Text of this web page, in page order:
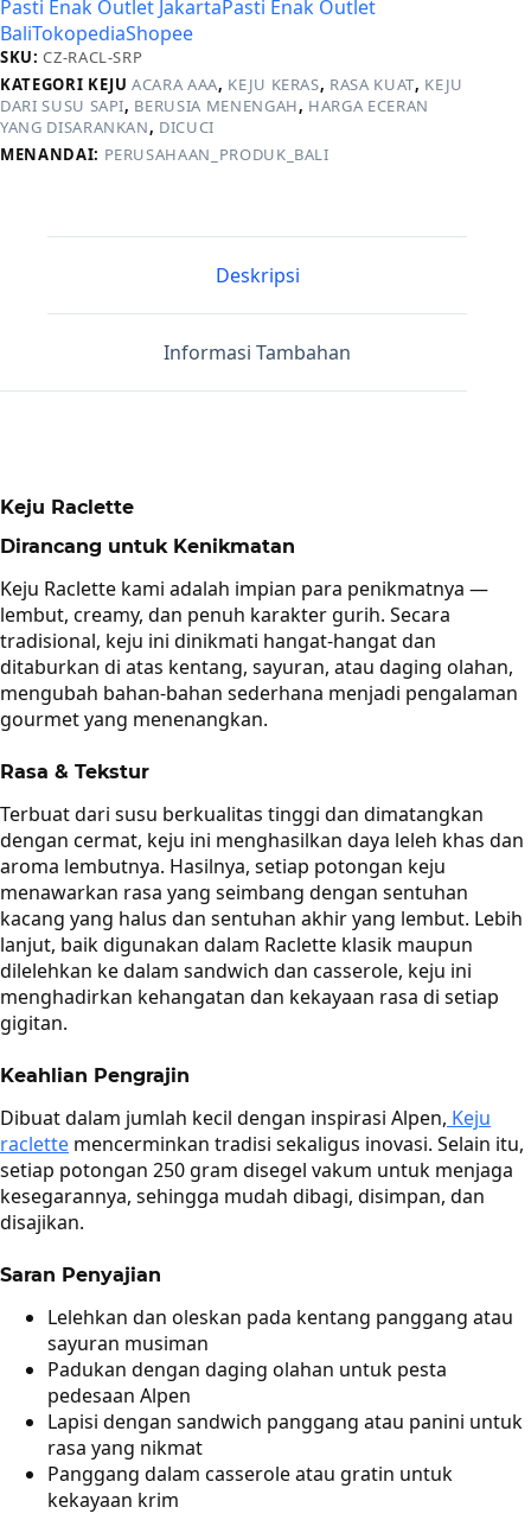
Pasti Enak Outlet JakartaPasti Enak Outlet
BaliTokopediaShopee
SKU:CZ-RACL-SRP
KATEGORI KEJUACARA AAA, KEJU KERAS, RASA KUAT, KEJU
DARI SUSU SAPI, BERUSIA MENENGAH, HARGA ECERAN
YANG DISARANKAN, DICUCI
MENANDAI: PERUSAHAAN_PRODUK_BALI
Deskripsi
Informasi Tambahan
Keju Raclette
Dirancang untuk Kenikmatan
Keju Raclette kami adalah impian para penikmatnya —
lembut, creamy, dan penuh karakter gurih. Secara
tradisional, keju ini dinikmati hangat-hangat dan
ditaburkan di atas kentang, sayuran, atau daging olahan,
mengubah bahan-bahan sederhana menjadi pengalaman
gourmet yang menenangkan.
Rasa & Tekstur
Terbuat dari susu berkualitas tinggi dan dimatangkan
dengan cermat, keju ini menghasilkan daya leleh khas dan
aroma lembutnya. Hasilnya, setiap potongan keju
menawarkan rasa yang seimbang dengan sentuhan
kacang yang halus dan sentuhan akhir yang lembut. Lebih
lanjut, baik digunakan dalam Raclette klasik maupun
dilelehkan ke dalam sandwich dan casserole, keju ini
menghadirkan kehangatan dan kekayaan rasa di setiap
gigitan.
Keahlian Pengrajin
Dibuat dalam jumlah kecil dengan inspirasi Alpen, Keju
raclette mencerminkan tradisi sekaligus inovasi. Selain itu,
setiap potongan 250 gram disegel vakum untuk menjaga
kesegarannya, sehingga mudah dibagi, disimpan, dan
disajikan.
Saran Penyajian
Lelehkan dan oleskan pada kentang panggang atau
sayuran musiman
Padukan dengan daging olahan untuk pesta
pedesaan Alpen
Lapisi dengan sandwich panggang atau panini untuk
rasa yang nikmat
Panggang dalam casserole atau gratin untuk
kekayaan krim